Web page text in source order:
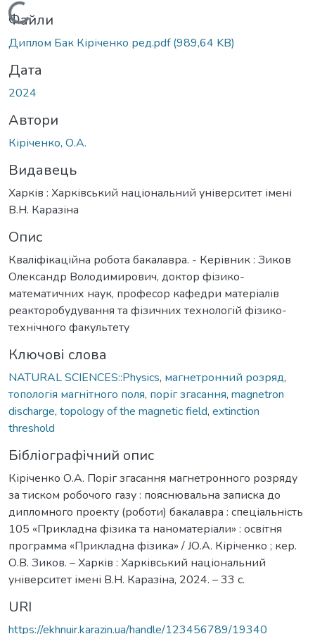
Вантажиться...
Файли
Диплом Бак Кіріченко ред.pdf(989,64 KB)
Дата
2024
Автори
Кіріченко, О.А.
Видавець
Харків : Харківський національний університет імені
В.Н. Каразіна
Опис
Кваліфікаційна робота бакалавра. - Керівник : Зиков
Олександр Володимирович, доктор фізико-
математичних наук, професор кафедри матеріалів
реакторобудування та фізичних технологій фізико-
технічного факультету
Ключові слова
NATURAL SCIENCES::Physics, магнетронний розряд,
топологія магнітного поля, поріг згасання, magnetron
discharge, topology of the magnetic field, extinction
threshold
Бібліографічний опис
Кіріченко О.А. Поріг згасання магнетронного розряду
за тиском робочого газу : пояснювальна записка до
дипломного проекту (роботи) бакалавра : спеціальність
105 «Прикладна фізика та наноматеріали» : освітня
программа «Прикладна фізика» / JО.А. Кіріченко ; кер.
О.В. Зиков. – Харків : Харківський національний
університет імені В.Н. Каразіна, 2024. – 33 с.
URI
https://ekhnuir.karazin.ua/handle/123456789/19340